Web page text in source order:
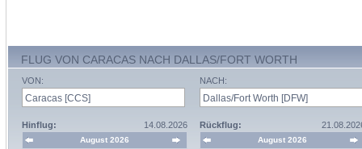
FLUG VON CARACAS NACH DALLAS/FORT WORTH
VON:
Hinflug: 14.08.2026
August 2026
NACH:
Rückflug:
August 2026